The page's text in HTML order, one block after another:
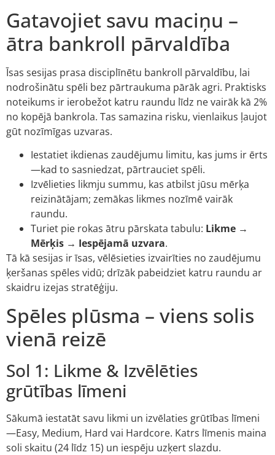
Gatavojiet savu maciņu –
ātra bankroll pārvaldība
Īsas sesijas prasa disciplīnētu bankroll pārvaldību, lai
nodrošinātu spēli bez pārtraukuma pārāk agri. Praktisks
noteikums ir ierobežot katru raundu līdz ne vairāk kā 2%
no kopējā bankrola. Tas samazina risku, vienlaikus ļaujot
gūt nozīmīgas uzvaras.
Iestatiet ikdienas zaudējumu limitu, kas jums ir ērts
—kad to sasniedzat, pārtrauciet spēli.
Izvēlieties likmju summu, kas atbilst jūsu mērķa
reizinātājam; zemākas likmes nozīmē vairāk
raundu.
Turiet pie rokas ātru pārskata tabulu: Likme →
Mērķis → Iespējamā uzvara.
Tā kā sesijas ir īsas, vēlēsieties izvairīties no zaudējumu
ķeršanas spēles vidū; drīzāk pabeidziet katru raundu ar
skaidru izejas stratēģiju.
Spēles plūsma – viens solis
vienā reizē
Sol 1: Likme & Izvēlēties
grūtības līmeni
Sākumā iestatāt savu likmi un izvēlaties grūtības līmeni
—Easy, Medium, Hard vai Hardcore. Katrs līmenis maina
soli skaitu (24 līdz 15) un iespēju uzķert slazdu.